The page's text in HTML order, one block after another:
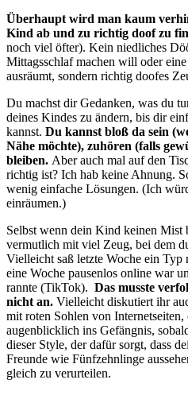
Überhaupt wird man kaum
Kind ab und zu richtig doof zu
noch viel öfter). Kein niedliches
Mittagsschlaf machen will oder
ausräumt, sondern richtig doofes
Du machst dir Gedanken, was du
deines Kindes zu ändern, bis dir
kannst. Du kannst bloß da sein
Nähe möchte), zuhören (falls
bleiben. Aber auch mal auf den
richtig ist? Ich hab keine Ahnung.
wenig einfache Lösungen. (Ich
einräumen.)
Selbst wenn dein Kind keinen Mist
vermutlich mit viel Zeug, bei dem
Vielleicht saß letzte Woche ein Typ
eine Woche pausenlos online war
rannte (TikTok). Das musste
nicht an. Vielleicht diskutiert ihr
mit roten Sohlen von Internetseiten,
augenblicklich ins Gefängnis,
dieser Style, der dafür sorgt, dass
Freunde wie Fünfzehnlinge
gleich zu verurteilen.